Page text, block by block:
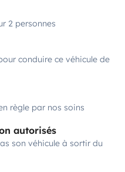
2 personnes
conduire ce véhicule de
règle par nos soins
autorisés
son véhicule à sortir du